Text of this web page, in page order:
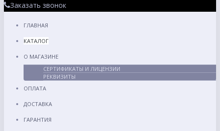
Заказать звонок
ГЛАВНАЯ
КАТАЛОГ
О МАГАЗИНЕ
СЕРТИФИКАТЫ И ЛИЦЕНЗИИ
РЕКВИЗИТЫ
ОПЛАТА
ДОСТАВКА
ГАРАНТИЯ